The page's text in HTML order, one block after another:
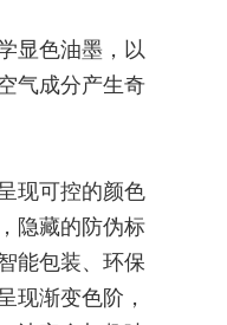
显色油墨，以
气成分产生奇
现可控的颜色
隐藏的防伪标
能包装、环保
现渐变色阶，